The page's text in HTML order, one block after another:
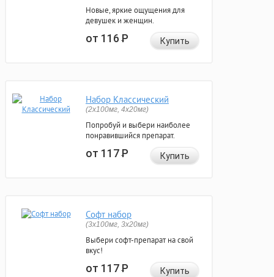
Новые, яркие ощущения для
девушек и женщин.
от 116Р Купить
Набор Классический
(2x100мг, 4x20мг)
Попробуй и выбери наиболее
понравившийся препарат.
от 117Р Купить
Софт набор
(3x100мг, 3x20мг)
Выбери софт-препарат на свой
вкус!
от 117Р Купить